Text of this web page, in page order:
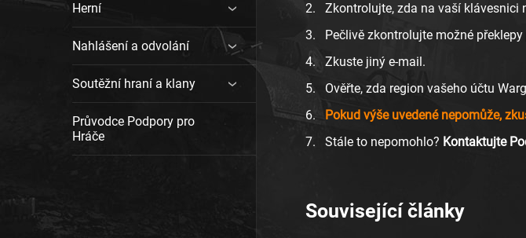
Herní
Nahlášení a odvolání
Soutěžní hraní a klany
Průvodce Podpory pro
Hráče
Zkontrolujte, zda na vaší klávesnici
Pečlivě zkontrolujte možné
Zkuste jiný e-mail.
Ověřte, zda region vašeho účtu
Pokud výše uvedené nepomůže,
Stále to nepomohlo? Kontaktujte
Související články